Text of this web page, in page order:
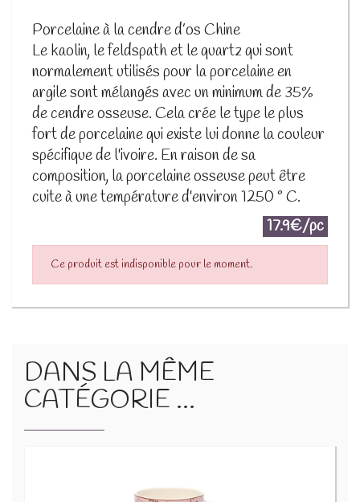
Porcelaine à la cendre d’os Chine
Le kaolin, le feldspath et le quartz qui sont
normalement utilisés pour la porcelaine en
argile sont mélangés avec un minimum de 35%
de cendre osseuse. Cela crée le type le plus
fort de porcelaine qui existe lui donne la couleur
spécifique de l'ivoire. En raison de sa
composition, la porcelaine osseuse peut être
cuite à une température d'environ 1250 ° C.
17.9€/pc
Ce produit est indisponible pour le moment.
DANS LA MÊME
CATÉGORIE ...